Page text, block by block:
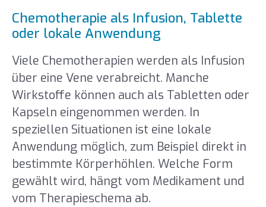
Chemotherapie als Infusion, Tablette
oder lokale Anwendung
Viele Chemotherapien werden als Infusion
über eine Vene verabreicht. Manche
Wirkstoffe können auch als Tabletten oder
Kapseln eingenommen werden. In
speziellen Situationen ist eine lokale
Anwendung möglich, zum Beispiel direkt in
bestimmte Körperhöhlen. Welche Form
gewählt wird, hängt vom Medikament und
vom Therapieschema ab.